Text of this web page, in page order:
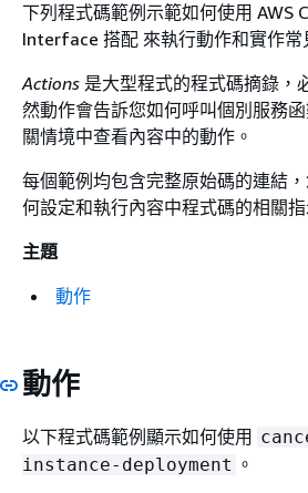
下列程式碼範例示範如何使用 AWS
Interface 搭配 來執行動作和實作常
Actions 是大型程式的程式碼摘錄，
然動作會告訴您如何呼叫個別服務
關情境中查看內容中的動作。
每個範例均包含完整原始碼的連結
何設定和執行內容中程式碼的相關指
主題
動作
動作
以下程式碼範例顯示如何使用
instance-deployment 。